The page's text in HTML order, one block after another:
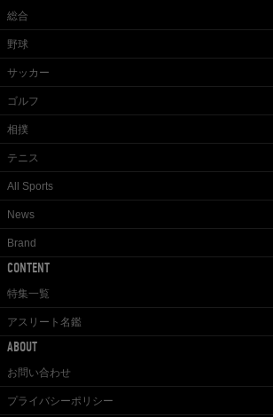
総合
野球
サッカー
ゴルフ
相撲
テニス
All Sports
News
Brand
CONTENT
特集一覧
アスリート名鑑
ABOUT
お問い合わせ
プライバシーポリシー